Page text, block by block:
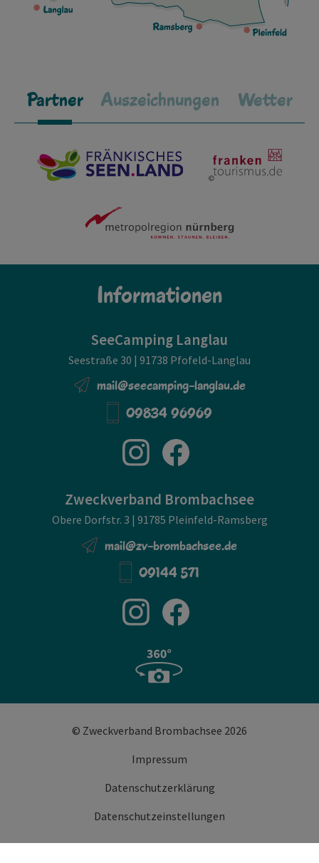
Partner Auszeichnungen Wetter
Informationen
SeeCamping Langlau
Seestraße 30 | 91738 Pfofeld-Langlau
mail@seecamping-langlau.de
09834 96969
Zweckverband Brombachsee
Obere Dorfstr. 3 | 91785 Pleinfeld-Ramsberg
mail@zv-brombachsee.de
09144 571
© Zweckverband Brombachsee 2026
Impressum
Datenschutzerklärung
Datenschutzeinstellungen